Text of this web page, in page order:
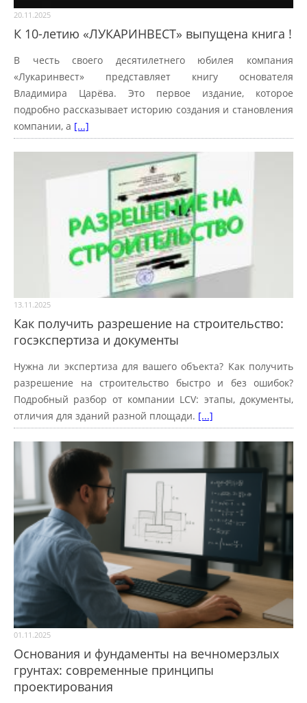
20.11.2025
К 10-летию «ЛУКАРИНВЕСТ» выпущена книга !
В честь своего десятилетнего юбилея компания
«Лукаринвест» представляет книгу основателя
Владимира Царёва. Это первое издание, которое
подробно рассказывает историю создания и становления
компании, а [...]
13.11.2025
Как получить разрешение на строительство:
госэкспертиза и документы
Нужна ли экспертиза для вашего объекта? Как получить
разрешение на строительство быстро и без ошибок?
Подробный разбор от компании LCV: этапы, документы,
отличия для зданий разной площади. [...]
01.11.2025
Основания и фундаменты на вечномерзлых
грунтах: современные принципы
проектирования